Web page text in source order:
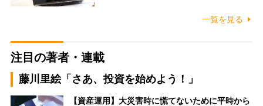
一覧を見る
注目の著者・連載
藤川里絵「さあ、投資を始めよう！」
【資産運用】大災害時に慌てないために平時から